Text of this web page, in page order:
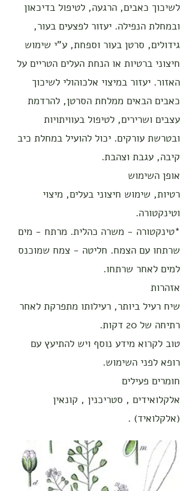
לשיכוך כאבים, הרגעה, לטיפול בדיכאון
ובמחלת הנפילה. יעזור לפצעים בעור,
גידולים, סרטן בעור וספחת, ע"י שימוש
חיצוני ברטיות או הנחת העלים הטריים על
האזור. יעזור במיצוי אלכוהולי לשיכוך
כאבים הבאים ממלחת הסרטן, להרדמת
עצבים ושרירים, לטיפול בעוויתויות
ובטרשת עורקים. יכול להועיל במחלת כיב
קיבה, עגבת וצהבת.
אופן השימוש
רטיות, שימוש חיצוני בעלים, מיצוי
וטינקטורה.
*טינקטורה - משרה כהלית. מרתח - מים
שרתחו עם הצמח. חליטה - צמח שמוכנס
למים לאחר שרתחו.
אזהרות
שיח רעיל ביותר, רעילותו מתפרקת לאחר
רתיחה של 20 דקות.
טוב לקרוא מידע נוסף ויש להתיעץ עם
רופא לפני השימוש.
חומרים פעילים
אלקלואידים , סטריכנין , קונאין
(אלקלואיד) .